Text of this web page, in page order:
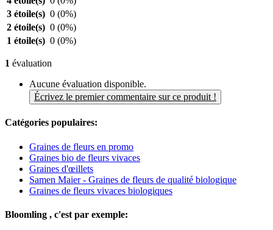
3 étoile(s) 0 (0%)
2 étoile(s) 0 (0%)
1 étoile(s) 0 (0%)
1 évaluation
Aucune évaluation disponible.
Écrivez le premier commentaire sur ce produit !
Catégories populaires:
Graines de fleurs en promo
Graines bio de fleurs vivaces
Graines d'œillets
Samen Maier - Graines de fleurs de qualité biologique
Graines de fleurs vivaces biologiques
Bloomling , c'est par exemple: